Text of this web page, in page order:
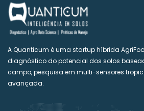
A Quanticum é uma startup híbrida
diagnóstico do potencial dos solos
campo, pesquisa em multi-sensores
avançada.